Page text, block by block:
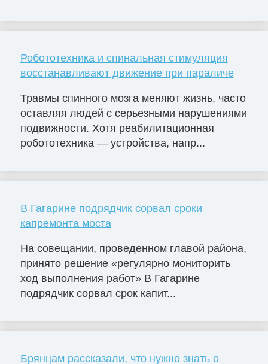
Робототехника и спинальная стимуляция
восстанавливают движение при параличе
Травмы спинного мозга меняют жизнь, часто
оставляя людей с серьезными нарушениями
подвижности. Хотя реабилитационная
робототехника — устройства, напр...
В Гагарине подрядчик сорвал сроки
капремонта моста
На совещании, проведенном главой района,
принято решение «регулярно мониторить
ход выполнения работ» В Гагарине
подрядчик сорвал срок капит...
Брянцам рассказали, что нужно знать о